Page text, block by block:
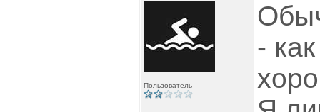
Пользователь
-